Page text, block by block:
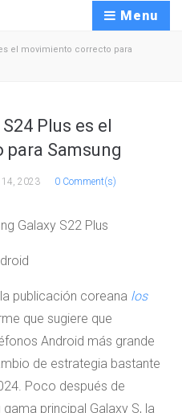
Menu
el movimiento correcto para
Plus es el
Samsung
14, 2023 0 Comment(s)
publicación coreana los
que sugiere que
Android más grande
de estrategia bastante
Poco después de
principal Galaxy S, la